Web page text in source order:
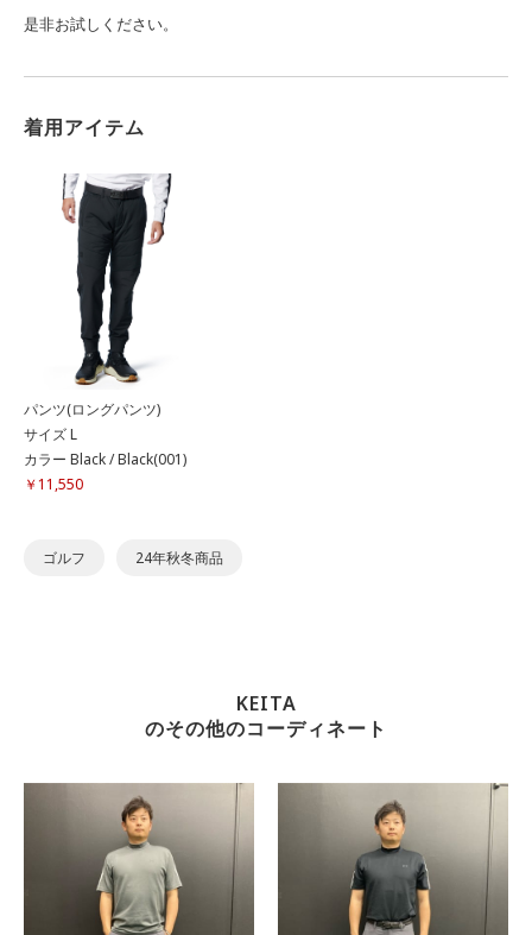
是非お試しください。
着用アイテム
パンツ(ロングパンツ)
サイズ L
カラー Black / Black(001)
￥11,550
ゴルフ 24年秋冬商品
KEITA
のその他のコーディネート